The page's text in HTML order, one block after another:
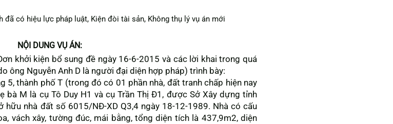
đã có hiệu lực pháp luật, Kiện đòi tài sản, Không thụ lý vụ án mới
NỘI DUNG VỤ ÁN:
khởi kiện bổ sung đề ngày 16-6-2015 và các lời khai trong quá
ông Nguyễn Anh D là người đại diện hợp pháp) trình bày:
thành phố T (trong đó có 01 phần nhà, đất tranh chấp hiện nay
bà M là cụ Tô Duy H1 và cụ Trần Thị Đ1, được Sở Xây dựng tỉnh
hữu nhà đất số 6015/NĐ-XD Q3,4 ngày 18-12-1989. Nhà có cấu
vách xây, tường đúc, mái bằng, tổng diện tích là 437,9m2, diện